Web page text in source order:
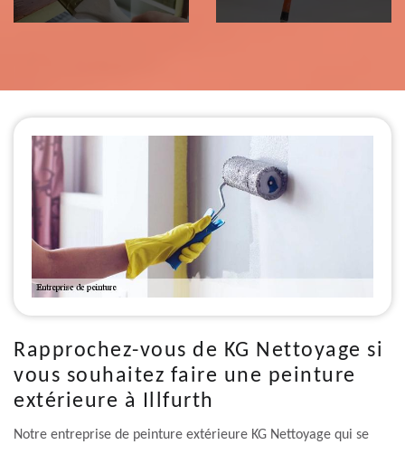
Rapprochez-vous de KG Nettoyage si
vous souhaitez faire une peinture
extérieure à Illfurth
Notre entreprise de peinture extérieure KG Nettoyage qui se